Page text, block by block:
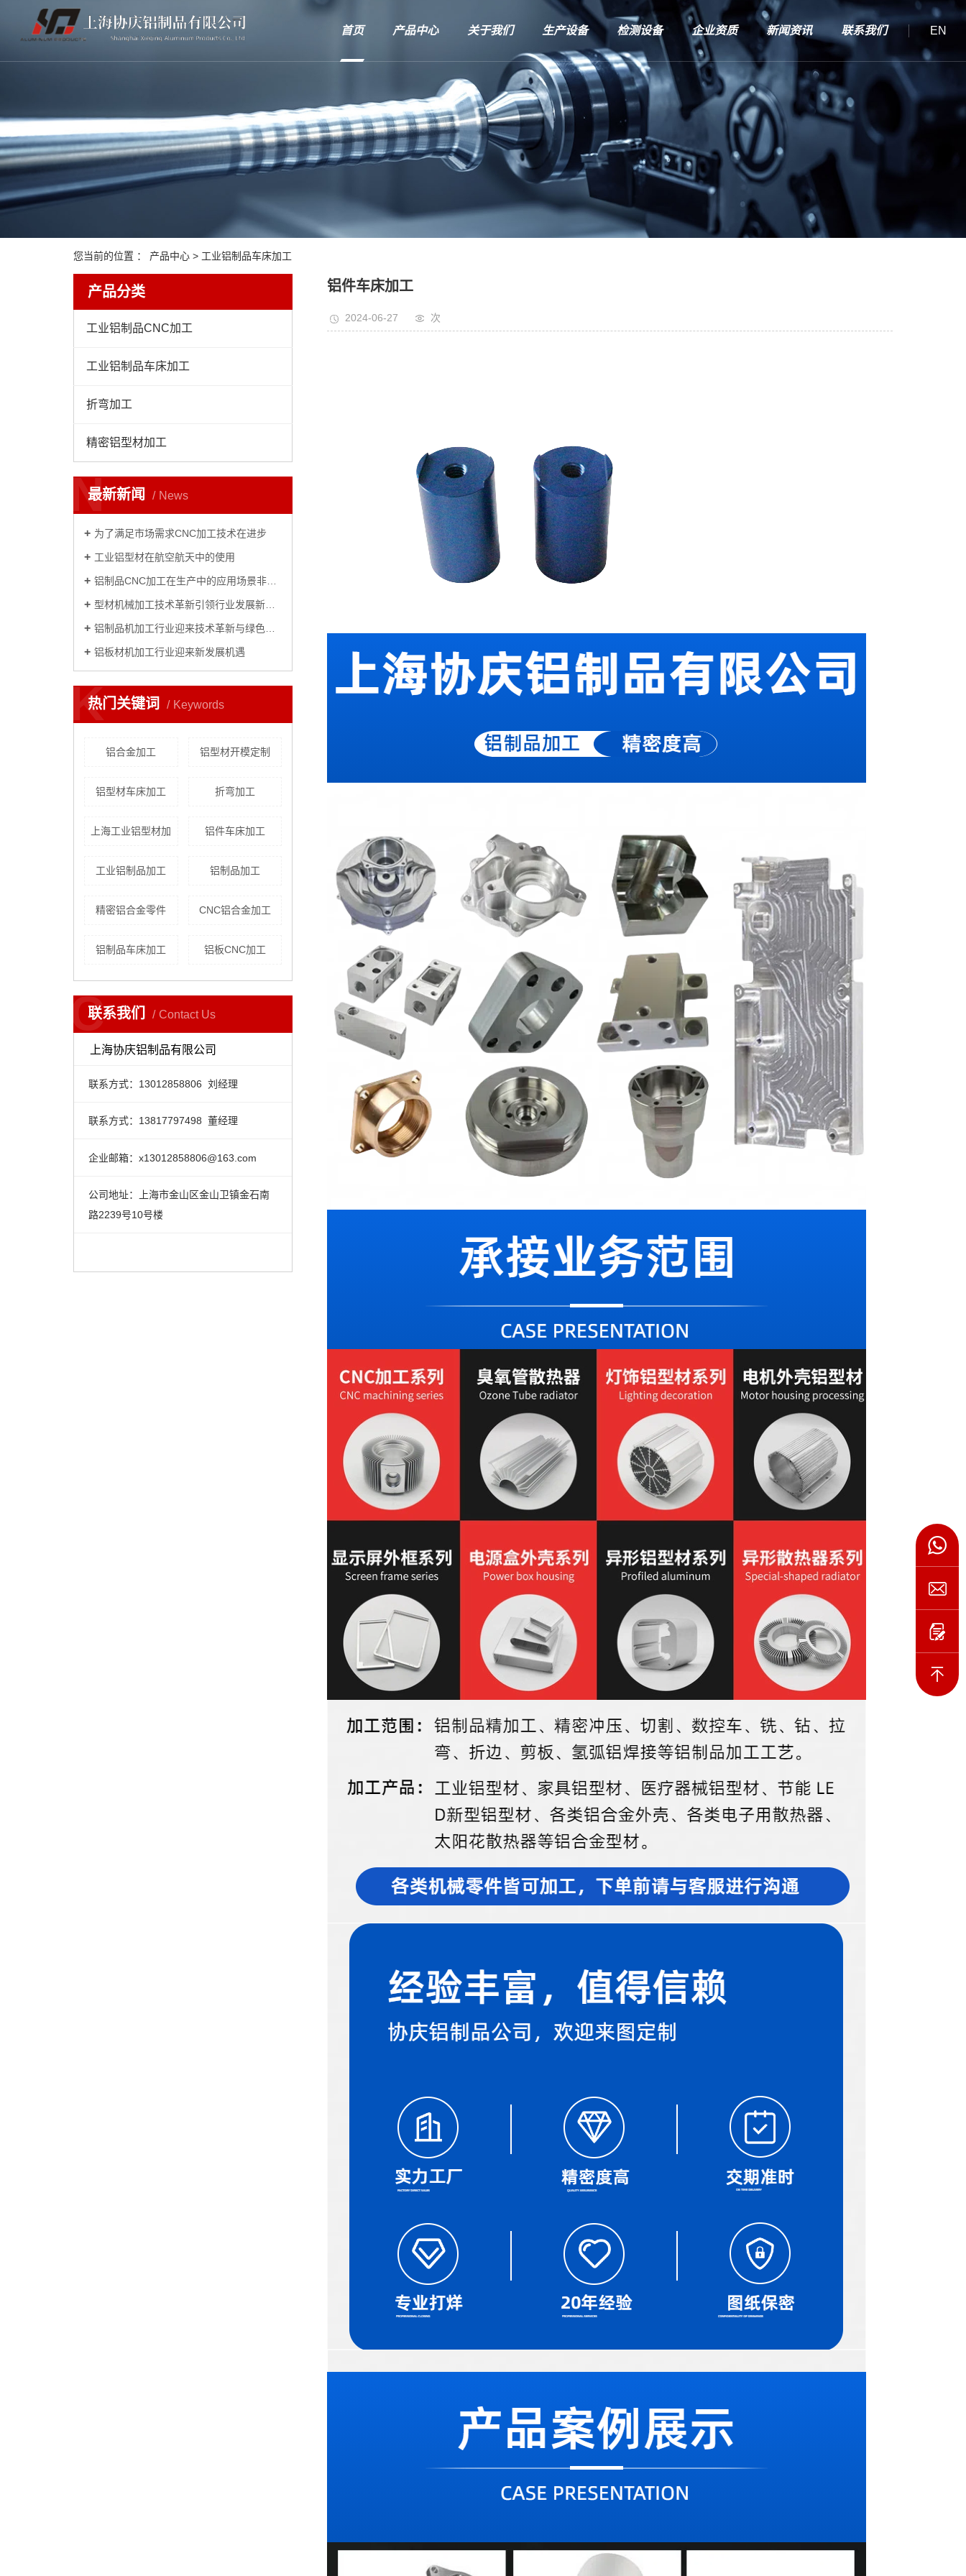
EN
首页 产品中心 关于我们 生产设备 检测设备 企业资质 新闻资讯 联系我们
您当前的位置 ： 产品中心 > 工业铝制品车床加工
产品分类
工业铝制品CNC加工
工业铝制品车床加工
折弯加工
精密铝型材加工
最新新闻 News
N
为了满足市场需求CNC加工技术在进步
工业铝型材在航空航天中的使用
铝制品CNC加工在生产中的应用场景非常广泛
型材机械加工技术革新引领行业发展新篇章
铝制品机加工行业迎来技术革新与绿色发展新篇章
铝板材机加工行业迎来新发展机遇
热门关键词 Keywords
K
铝合金加工 铝型材开模定制
铝型材车床加工 折弯加工
上海工业铝型材加 铝件车床加工
工业铝制品加工 铝制品加工
精密铝合金零件 CNC铝合金加工
铝制品车床加工 铝板CNC加工
联系我们 Contact Us
C
上海协庆铝制品有限公司
联系方式：13012858806 刘经理
联系方式：13817797498 董经理
企业邮箱： x13012858806@163.com
公司地址：上海市金山区金山卫镇金石南
路2239号10号楼
铝件车床加工
2024-06-27 次